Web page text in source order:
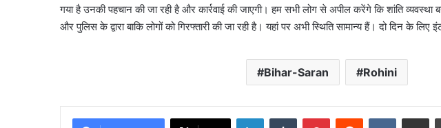
गया है उनकी पहचान की जा रही है और कार्रवाई की जाएगी। हम सभी लोग से अपील करेंगे कि शांति व्यवस्था
और पुलिस के द्वारा बाकि लोगों को गिरफ्तारी की जा रही है। यहां पर अभी स्थिति सामान्य हैं। दो दिन के लिए
Bihar-Saran Rohini
LinkedInTumblr PinterestReddit VKontakte
Share